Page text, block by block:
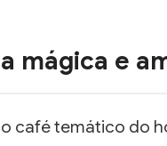
mágica e
café temático do